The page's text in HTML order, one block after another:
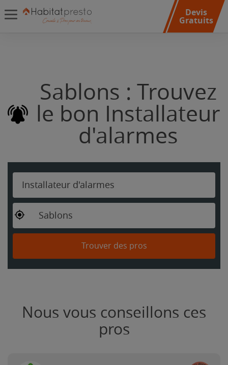
Devis
Gratuits
Sablons : Trouvez
le bon Installateur
d'alarmes
Installateur d'alarmes
Sablons
Trouver des pros
Nous vous conseillons ces
pros